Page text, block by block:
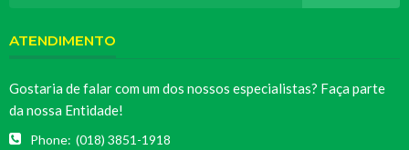
ATENDIMENTO
Gostaria de falar com um dos nossos especialistas? Faça parte
da nossa Entidade!
Phone: (018) 3851-1918